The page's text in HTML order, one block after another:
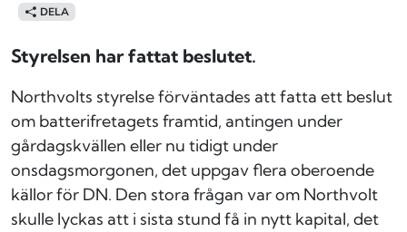
DELA
Styrelsen har fattat beslutet.
Northvolts styrelse förväntades att fatta ett beslut
om batterifretagets framtid, antingen under
gårdagskvällen eller nu tidigt under
onsdagsmorgonen, det uppgav flera oberoende
källor för DN. Den stora frågan var om Northvolt
skulle lyckas att i sista stund få in nytt kapital, det